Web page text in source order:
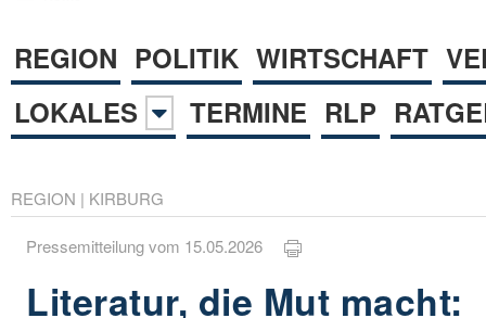
REGION POLITIK WIRTSCHAFT
LOKALES
TERMINE RLP
REGION | KIRBURG
Pressemitteilung vom 15.05.2026
Literatur, die Mut macht: